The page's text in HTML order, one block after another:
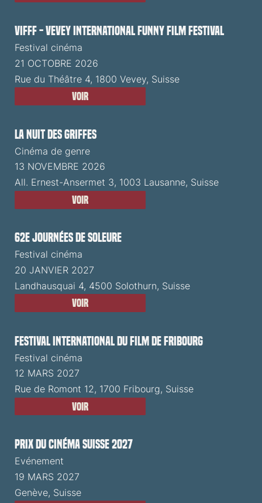
VIFFF - Vevey International Funny Film Festival
Festival cinéma
21 OCTOBRE 2026
Rue du Théâtre 4, 1800 Vevey, Suisse
Voir
La Nuit des Griffes
Cinéma de genre
13 NOVEMBRE 2026
All. Ernest-Ansermet 3, 1003 Lausanne, Suisse
Voir
62e Journées de Soleure
Festival cinéma
20 JANVIER 2027
Landhausquai 4, 4500 Solothurn, Suisse
Voir
Festival International du Film de Fribourg
Festival cinéma
12 MARS 2027
Rue de Romont 12, 1700 Fribourg, Suisse
Voir
Prix du Cinéma Suisse 2027
Evénement
19 MARS 2027
Genève, Suisse